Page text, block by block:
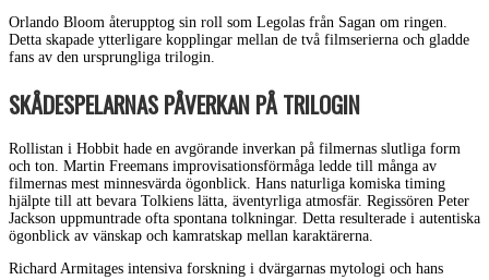
Orlando Bloom återupptog sin roll som Legolas från Sagan om ringen.
Detta skapade ytterligare kopplingar mellan de två filmserierna och gladde
fans av den ursprungliga trilogin.
SKÅDESPELARNAS PÅVERKAN PÅ TRILOGIN
Rollistan i Hobbit hade en avgörande inverkan på filmernas slutliga form
och ton. Martin Freemans improvisationsförmåga ledde till många av
filmernas mest minnesvärda ögonblick. Hans naturliga komiska timing
hjälpte till att bevara Tolkiens lätta, äventyrliga atmosfär. Regissören Peter
Jackson uppmuntrade ofta spontana tolkningar. Detta resulterade i autentiska
ögonblick av vänskap och kamratskap mellan karaktärerna.
Richard Armitages intensiva forskning i dvärgarnas mytologi och hans